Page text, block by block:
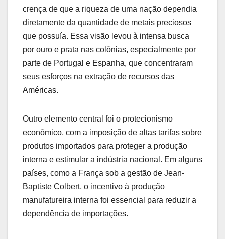
crença de que a riqueza de uma nação dependia
diretamente da quantidade de metais preciosos
que possuía. Essa visão levou à intensa busca
por ouro e prata nas colônias, especialmente por
parte de Portugal e Espanha, que concentraram
seus esforços na extração de recursos das
Américas.
Outro elemento central foi o protecionismo
econômico, com a imposição de altas tarifas sobre
produtos importados para proteger a produção
interna e estimular a indústria nacional. Em alguns
países, como a França sob a gestão de Jean-
Baptiste Colbert, o incentivo à produção
manufatureira interna foi essencial para reduzir a
dependência de importações.